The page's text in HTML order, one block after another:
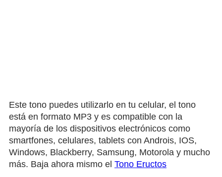
Este tono puedes utilizarlo en tu celular, el tono
está en formato MP3 y es compatible con la
mayoría de los dispositivos electrónicos como
smartfones, celulares, tablets con Androis, IOS,
Windows, Blackberry, Samsung, Motorola y mucho
más. Baja ahora mismo el Tono Eructos